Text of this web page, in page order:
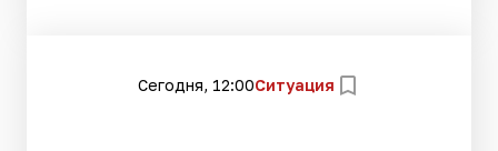
Сегодня, 12:00Ситуация